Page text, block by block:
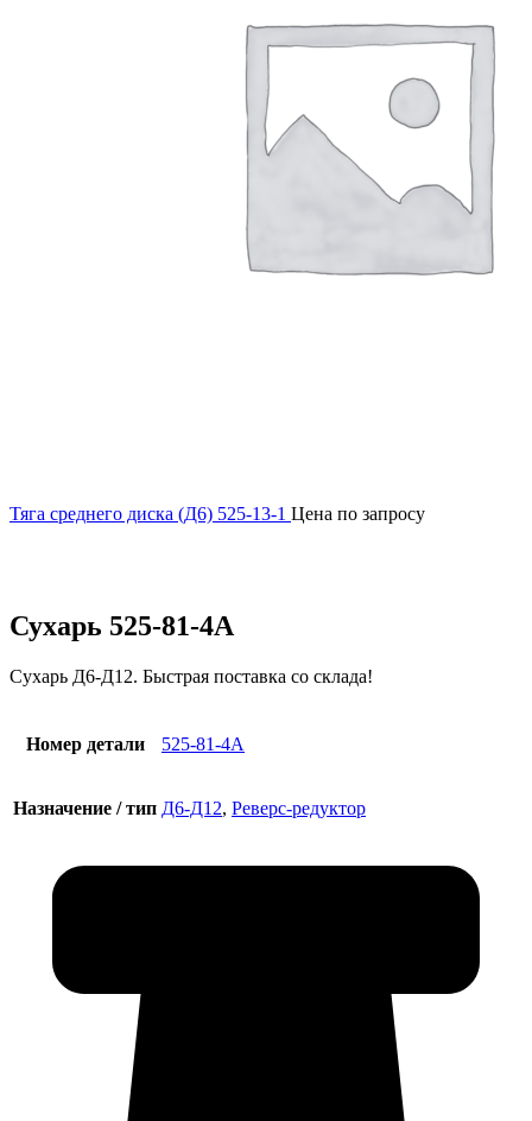
Тяга среднего диска (Д6) 525-13-1 Цена по запросу
Сухарь 525-81-4А
Сухарь Д6-Д12. Быстрая поставка со склада!
Номер детали 525-81-4А
Назначение / тип Д6-Д12, Реверс-редуктор